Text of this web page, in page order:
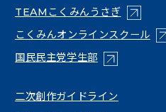
TEAMこくみんうさぎ（新しい
こくみんオンラインスクール（
国民民主党学生部（新しいタブ
二次創作ガイドライン